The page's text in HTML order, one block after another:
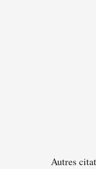
Autres